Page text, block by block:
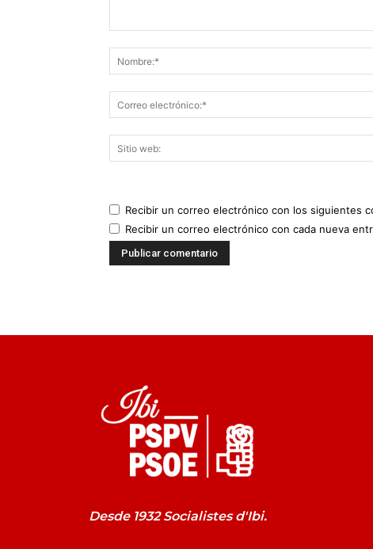
Recibir un correo electrónico con los siguientes
Recibir un correo electrónico con cada nueva
Desde 1932 Socialistes d'Ibi.